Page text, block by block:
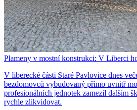
Plameny v mostní konstrukci: V Liberci
V liberecké části Staré Pavlovice dnes
bezdomovců vybudovaný přímo uvnitř
profesionálních jednotek zamezil dalším
rychle zlikvidovat.